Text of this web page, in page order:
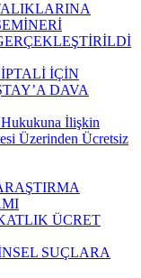
İÇİN
DAVA
İlişkin
Üzerinden Ücretsiz
ÜCRET
SUÇLARA